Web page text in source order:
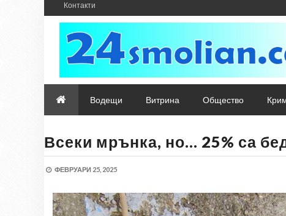
Контакти
Водещи Витрина Общество
Всеки мрънка, но… 25% са
ФЕВРУАРИ 25, 2025